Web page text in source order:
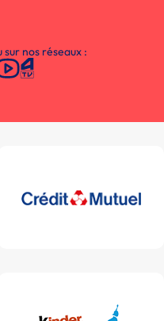
nos réseaux :